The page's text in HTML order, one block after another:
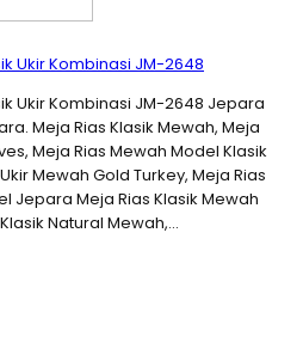
Ukir Kombinasi JM-2648
Ukir Kombinasi JM-2648 Jepara
Meja Rias Klasik Mewah, Meja
Meja Rias Mewah Model Klasik
Mewah Gold Turkey, Meja Rias
Jepara Meja Rias Klasik Mewah
Natural Mewah,…